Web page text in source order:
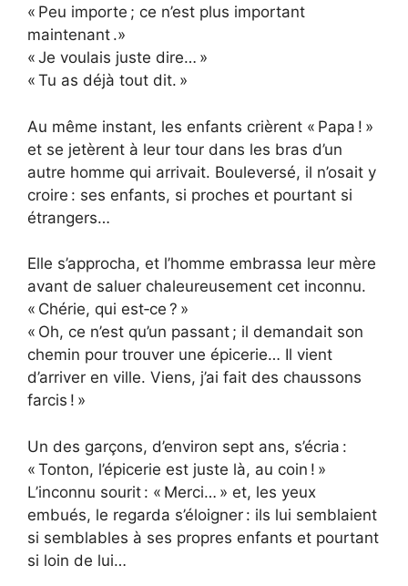
« Peu importe ; ce n’est plus important
maintenant .»
« Je voulais juste dire… »
« Tu as déjà tout dit. »
Au même instant, les enfants crièrent « Papa ! »
et se jetèrent à leur tour dans les bras d’un
autre homme qui arrivait. Bouleversé, il n’osait y
croire : ses enfants, si proches et pourtant si
étrangers…
Elle s’approcha, et l’homme embrassa leur mère
avant de saluer chaleureusement cet inconnu.
« Chérie, qui est‑ce ? »
« Oh, ce n’est qu’un passant ; il demandait son
chemin pour trouver une épicerie… Il vient
d’arriver en ville. Viens, j’ai fait des chaussons
farcis ! »
Un des garçons, d’environ sept ans, s’écria :
« Tonton, l’épicerie est juste là, au coin ! »
L’inconnu sourit : « Merci… » et, les yeux
embués, le regarda s’éloigner : ils lui semblaient
si semblables à ses propres enfants et pourtant
si loin de lui…